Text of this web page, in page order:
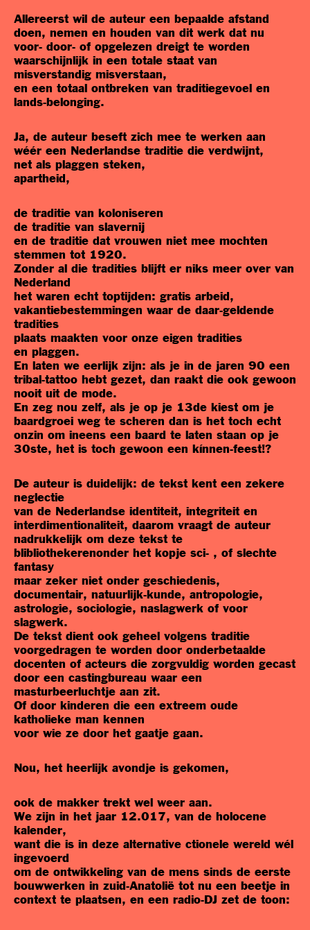
Allereerst wil de auteur een bepaalde afstand
doen, nemen en houden van dit werk dat nu
voor- door- of opgelezen dreigt te worden
waarschijnlijk in een totale staat van
misverstandig misverstaan,
en een totaal ontbreken van traditiegevoel en
lands-belonging.
Ja, de auteur beseft zich mee te werken aan
wéér een Nederlandse traditie die verdwijnt,
net als plaggen steken,
apartheid,
de traditie van koloniseren
de traditie van slavernij
en de traditie dat vrouwen niet mee mochten
stemmen tot 1920.
Zonder al die tradities blijft er niks meer over van
Nederland
het waren echt toptijden: gratis arbeid,
vakantiebestemmingen waar de daar-geldende
tradities
plaats maakten voor onze eigen tradities
en plaggen.
En laten we eerlijk zijn: als je in de jaren 90 een
tribal-tattoo hebt gezet, dan raakt die ook gewoon
nooit uit de mode.
En zeg nou zelf, als je op je 13de kiest om je
baardgroei weg te scheren dan is het toch echt
onzin om ineens een baard te laten staan op je
30ste, het is toch gewoon een kínnen-feest!?
De auteur is duidelijk: de tekst kent een zekere
neglectie
van de Nederlandse identiteit, integriteit en
interdimentionaliteit, daarom vraagt de auteur
nadrukkelijk om deze tekst te
blibliothekerenonder het kopje sci- , of slechte
fantasy
maar zeker niet onder geschiedenis,
documentair, natuurlijk-kunde, antropologie,
astrologie, sociologie, naslagwerk of voor
slagwerk.
De tekst dient ook geheel volgens traditie
voorgedragen te worden door onderbetaalde
docenten of acteurs die zorgvuldig worden gecast
door een castingbureau waar een
masturbeerluchtje aan zit.
Of door kinderen die een extreem oude
katholieke man kennen
voor wie ze door het gaatje gaan.
Nou, het heerlijk avondje is gekomen,
ook de makker trekt wel weer aan.
We zijn in het jaar 12.017, van de holocene
kalender,
want die is in deze alternative ctionele wereld wél
ingevoerd
om de ontwikkeling van de mens sinds de eerste
bouwwerken in zuid-Anatolië tot nu een beetje in
context te plaatsen, en een radio-DJ zet de toon: